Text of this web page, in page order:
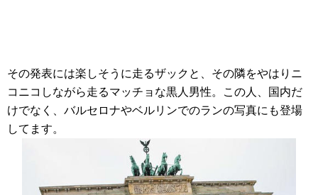
その発表には楽しそうに走るザックと、その隣をやはりニ
コニコしながら走るマッチョな黒人男性。この人、国内だ
けでなく、バルセロナやベルリンでのランの写真にも登場
してます。